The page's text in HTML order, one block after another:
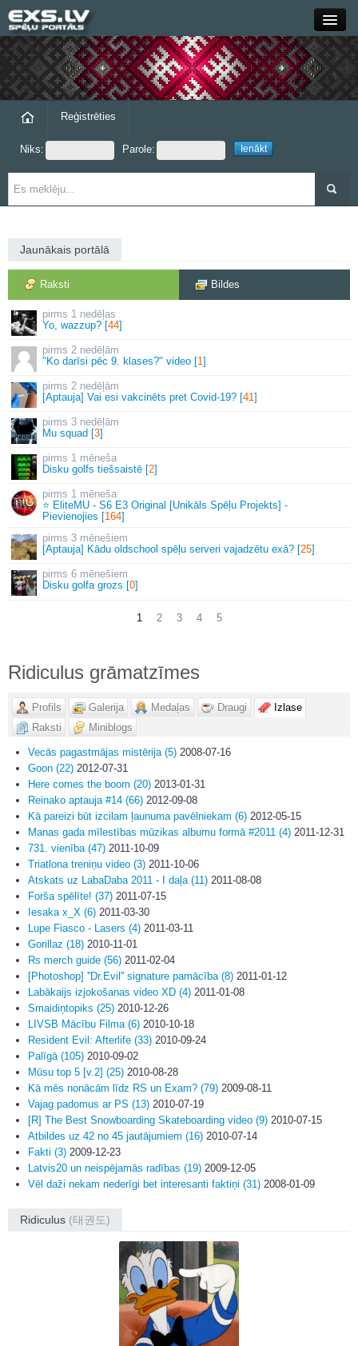
Close
Forums
Grupas
Reģistrēties
Niks: Parole:
Jaunākais portālā
Raksti Bildes
1 nedēļas
Yo, wazzup? [44]
2 nedēļām
"Ko darīsi pēc 9. klases?" video [1]
2 nedēļām
[Aptauja] Vai esi vakcinēts pret Covid-19? [41]
3 nedēļām
Mu squad [3]
1 mēneša
Disku golfs tiešsaistē [2]
1 mēneša
⭐ EliteMU - S6 E3 Original [Unikāls Spēļu Projekts] -
Pievienojies [164]
3 mēnešiem
[Aptauja] Kādu oldschool spēļu serveri vajadzētu exā? [25]
6 mēnešiem
Disku golfa grozs [0]
1 2 3 4 5
Ridiculus grāmatzīmes
Profils Galerija Medaļas Draugi
Izlase
Raksti
Miniblogs
Vecās pagastmājas mistērija (5) 2008-07-16
Goon (22) 2012-07-31
Here comes the boom (20) 2013-01-31
Reinako aptauja #14 (66) 2012-09-08
Kā pareizi būt izcilam ļaunuma pavēlniekam (6) 2012-05-15
Manas gada mīlestības mūzikas albumu formā #2011 (4) 2011-12-31
731. vienība (47) 2011-10-09
Triatlona treniņu video (3) 2011-10-06
Atskats uz LabaDaba 2011 - I daļa (11) 2011-08-08
Forša spēlīte! (37) 2011-07-15
Iesaka x_X (6) 2011-03-30
Lupe Fiasco - Lasers (4) 2011-03-11
Gorillaz (18) 2010-11-01
Rs merch guide (56) 2011-02-04
[Photoshop] ''Dr.Evil'' signature pamācība (8) 2011-01-12
Labākaijs izjokošanas video XD (4) 2011-01-08
Smaidiņtopiks (25) 2010-12-26
LIVSB Mācību Filma (6) 2010-10-18
Resident Evil: Afterlife (33) 2010-09-24
Palīgā (105) 2010-09-02
Mūsu top 5 [v.2] (25) 2010-08-28
Kā mēs nonācām līdz RS un Exam? (79) 2009-08-11
Vajag padomus ar PS (13) 2010-07-19
[R] The Best Snowboarding Skateboarding video (9) 2010-07-15
Atbildes uz 42 no 45 jautājumiem (16) 2010-07-14
Fakti (3) 2009-12-23
Latvis20 un neispējamās radības (19) 2009-12-05
Vēl daži nekam nederīgi bet interesanti faktiņi (31) 2008-01-09
Ridiculus (태권도)